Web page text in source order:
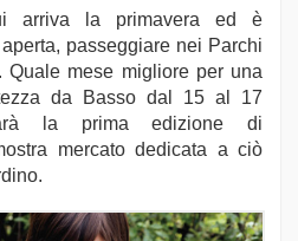
arriva la primavera ed è
passeggiare nei Parchi
mese migliore per una
da Basso dal 15 al 17
la prima edizione di
mercato dedicata a ciò